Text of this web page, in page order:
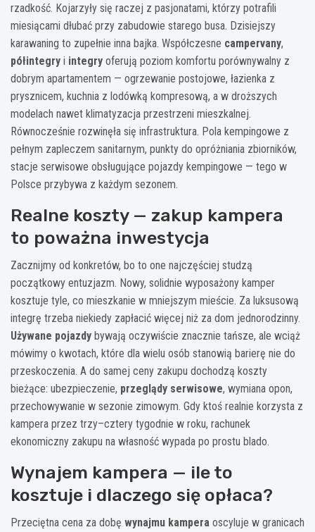
rzadkość. Kojarzyły się raczej z pasjonatami, którzy potrafili
miesiącami dłubać przy zabudowie starego busa. Dzisiejszy
karawaning to zupełnie inna bajka. Współczesne campervany,
półintegry i integry oferują poziom komfortu porównywalny z
dobrym apartamentem — ogrzewanie postojowe, łazienka z
prysznicem, kuchnia z lodówką kompresową, a w droższych
modelach nawet klimatyzacja przestrzeni mieszkalnej.
Równocześnie rozwinęła się infrastruktura. Pola kempingowe z
pełnym zapleczem sanitarnym, punkty do opróżniania zbiorników,
stacje serwisowe obsługujące pojazdy kempingowe — tego w
Polsce przybywa z każdym sezonem.
Realne koszty — zakup kampera
to poważna inwestycja
Zacznijmy od konkretów, bo to one najczęściej studzą
początkowy entuzjazm. Nowy, solidnie wyposażony kamper
kosztuje tyle, co mieszkanie w mniejszym mieście. Za luksusową
integrę trzeba niekiedy zapłacić więcej niż za dom jednorodzinny.
Używane pojazdy bywają oczywiście znacznie tańsze, ale wciąż
mówimy o kwotach, które dla wielu osób stanowią barierę nie do
przeskoczenia. A do samej ceny zakupu dochodzą koszty
bieżące: ubezpieczenie, przeglądy serwisowe, wymiana opon,
przechowywanie w sezonie zimowym. Gdy ktoś realnie korzysta z
kampera przez trzy–cztery tygodnie w roku, rachunek
ekonomiczny zakupu na własność wypada po prostu blado.
Wynajem kampera — ile to
kosztuje i dlaczego się opłaca?
Przeciętna cena za dobę wynajmu kampera oscyluje w granicach